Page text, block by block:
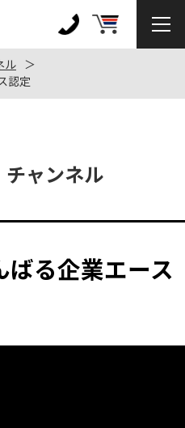
ル
認定
チャンネル
ばる企業エース